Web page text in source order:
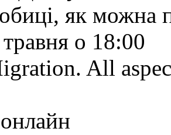
як можна
о 18:00
All